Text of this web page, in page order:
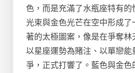
色，而是充滿了水瓶座特有
光束與金色光芒在空中形成
著的太極圖案，像是在爭奪
以星座運勢為賭注、以單戀
爭，正式打響了。藍色與金色